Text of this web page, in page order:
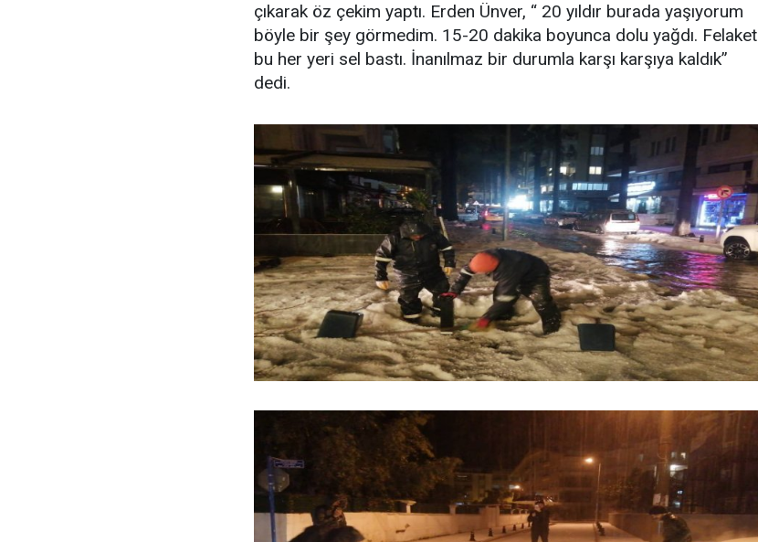
çıkarak öz çekim yaptı. Erden Ünver, “ 20 yıldır burada yaşıyorum
böyle bir şey görmedim. 15-20 dakika boyunca dolu yağdı. Felaket
bu her yeri sel bastı. İnanılmaz bir durumla karşı karşıya kaldık”
dedi.